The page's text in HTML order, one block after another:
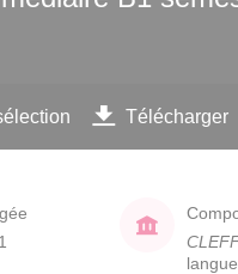
Télécharger